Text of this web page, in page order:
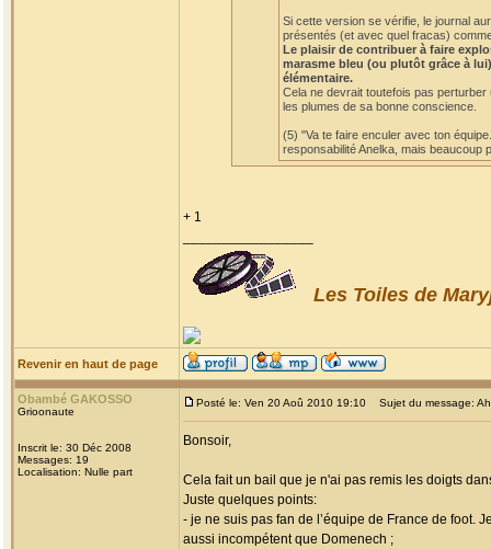
Si cette version se vérifie, le journal
présentés (et avec quel fracas)
Le plaisir de contribuer à faire
marasme bleu (ou plutôt grâce à
élémentaire.
Cela ne devrait toutefois pas
les plumes de sa bonne conscience.
(5) "Va te faire enculer avec ton
responsabilité Anelka, mais beaucoup
+ 1
Les Toiles de
Revenir en haut de page
Obambé GAKOSSO
Grioonaute
Inscrit le: 30 Déc 2008
Messages: 19
Localisation: Nulle part
Posté le: Ven 20 Aoû 2010 19:10 Sujet du message:
Bonsoir,
Cela fait un bail que je n'ai pas remis les doigts
Juste quelques points:
- je ne suis pas fan de l’équipe de France de foot.
aussi incompétent que Domenech ;